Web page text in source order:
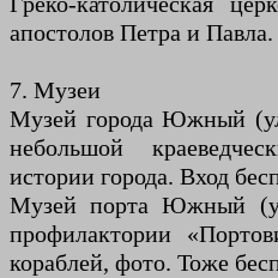
апостолов Петра и Павла.
7. Музеи
Музей города Южный
небольшой
истории города. Вход
Музей порта Южный
профилактории
кораблей, фото. Тоже